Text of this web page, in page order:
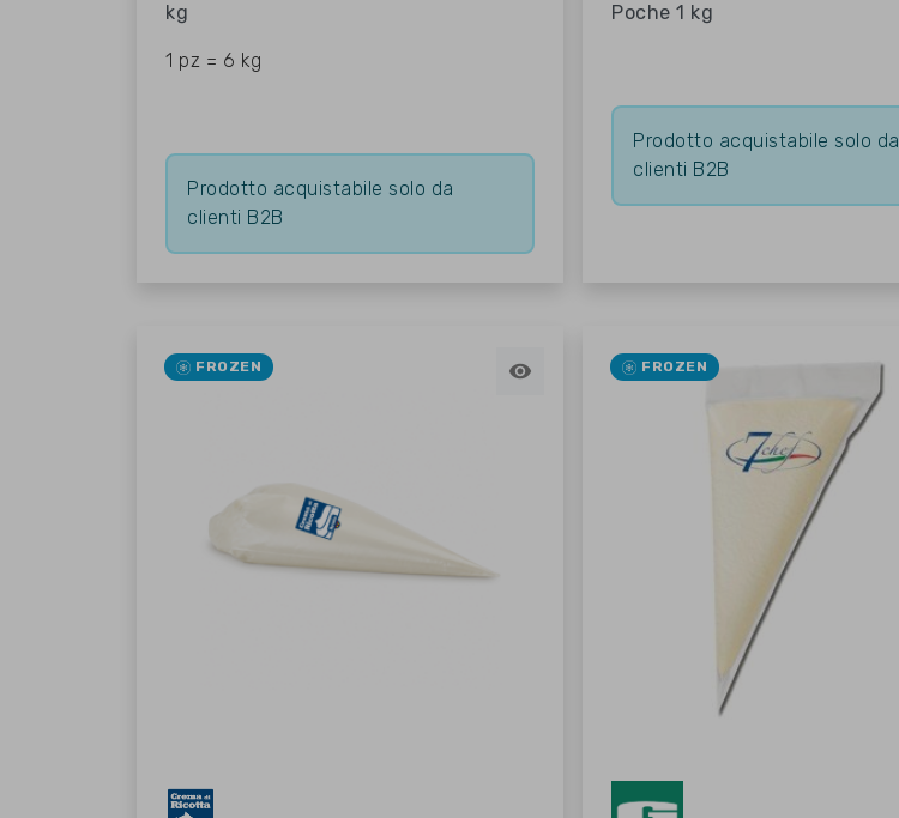
kg
1 pz = 6 kg
Prodotto acquistabile solo da
clienti B2B
Poche 1 kg
Prodotto acquistabile solo da
clienti B2B
FROZEN  FROZEN